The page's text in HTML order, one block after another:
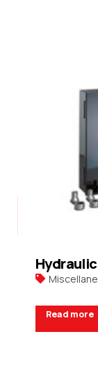
Read more